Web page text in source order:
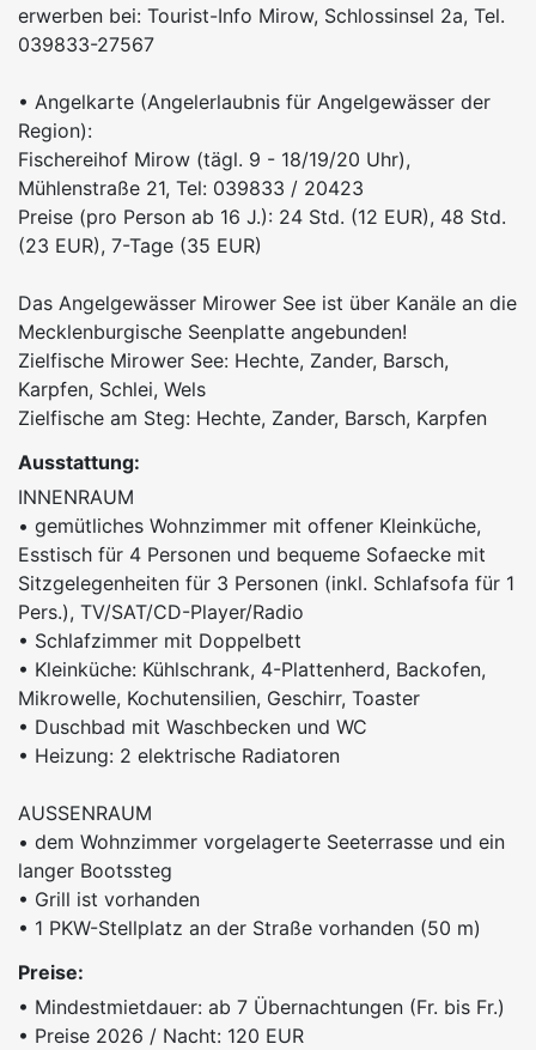
erwerben bei: Tourist-Info Mirow, Schlossinsel 2a, Tel.
039833-27567
• Angelkarte (Angelerlaubnis für Angelgewässer der
Region):
Fischereihof Mirow (tägl. 9 - 18/19/20 Uhr),
Mühlenstraße 21, Tel: 039833 / 20423
Preise (pro Person ab 16 J.): 24 Std. (12 EUR), 48 Std.
(23 EUR), 7-Tage (35 EUR)
Das Angelgewässer Mirower See ist über Kanäle an die
Mecklenburgische Seenplatte angebunden!
Zielfische Mirower See: Hechte, Zander, Barsch,
Karpfen, Schlei, Wels
Zielfische am Steg: Hechte, Zander, Barsch, Karpfen
Ausstattung:
INNENRAUM
• gemütliches Wohnzimmer mit offener Kleinküche,
Esstisch für 4 Personen und bequeme Sofaecke mit
Sitzgelegenheiten für 3 Personen (inkl. Schlafsofa für 1
Pers.), TV/SAT/CD-Player/Radio
• Schlafzimmer mit Doppelbett
• Kleinküche: Kühlschrank, 4-Plattenherd, Backofen,
Mikrowelle, Kochutensilien, Geschirr, Toaster
• Duschbad mit Waschbecken und WC
• Heizung: 2 elektrische Radiatoren
AUSSENRAUM
• dem Wohnzimmer vorgelagerte Seeterrasse und ein
langer Bootssteg
• Grill ist vorhanden
• 1 PKW-Stellplatz an der Straße vorhanden (50 m)
Preise:
• Mindestmietdauer: ab 7 Übernachtungen (Fr. bis Fr.)
• Preise 2026 / Nacht: 120 EUR